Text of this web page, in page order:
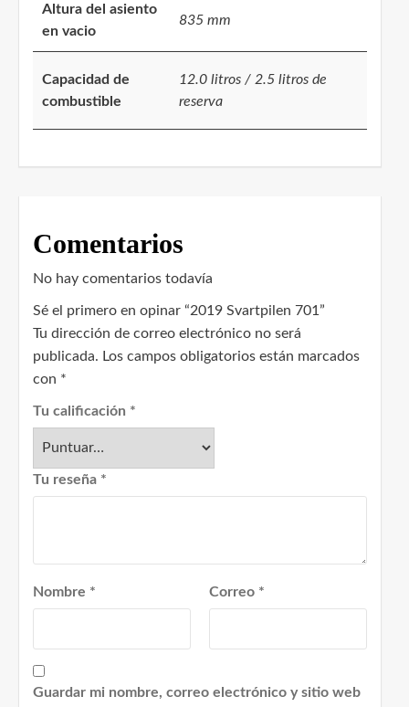
Altura del asiento
en vacio
835 mm
Capacidad de
combustible
12.0 litros / 2.5 litros de
reserva
Comentarios
No hay comentarios todavía
Sé el primero en opinar “2019 Svartpilen 701”
Tu dirección de correo electrónico no será
publicada. Los campos obligatorios están marcados
con *
Tu calificación *
Tu reseña *
Nombre * Correo *
Guardar mi nombre, correo electrónico y sitio web